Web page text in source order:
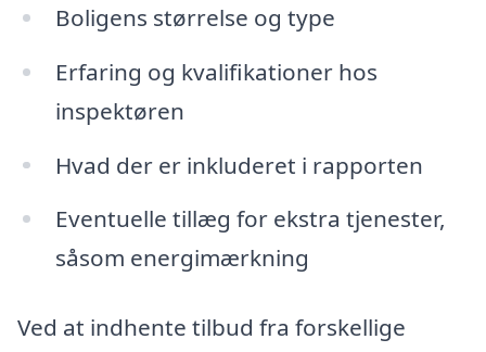
Boligens størrelse og type
Erfaring og kvalifikationer hos
inspektøren
Hvad der er inkluderet i rapporten
Eventuelle tillæg for ekstra tjenester,
såsom energimærkning
Ved at indhente tilbud fra forskellige